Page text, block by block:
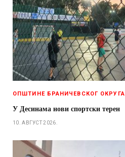
ОПШТИНЕ БРАНИЧЕВСКОГ ОКРУГА
У Десинама нови спортски терен
10. АВГУСТ 2026.